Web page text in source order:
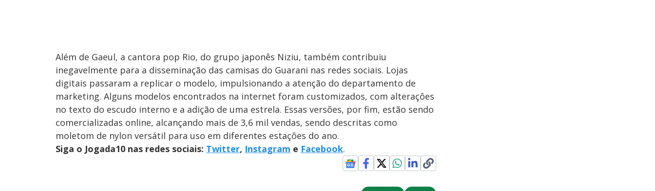
Além de Gaeul, a cantora pop Rio, do grupo japonês Niziu, também contribuiu
inegavelmente para a disseminação das camisas do Guarani nas redes sociais. Lojas
digitais passaram a replicar o modelo, impulsionando a atenção do departamento de
marketing. Alguns modelos encontrados na internet foram customizados, com alterações
no texto do escudo interno e a adição de uma estrela. Essas versões, por fim, estão sendo
comercializadas online, alcançando mais de 3,6 mil vendas, sendo descritas como
moletom de nylon versátil para uso em diferentes estações do ano.
Siga o Jogada10 nas redes sociais: Twitter, Instagram e Facebook.